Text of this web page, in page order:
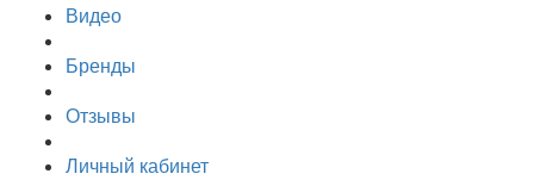
Видео
Бренды
Отзывы
Личный кабинет